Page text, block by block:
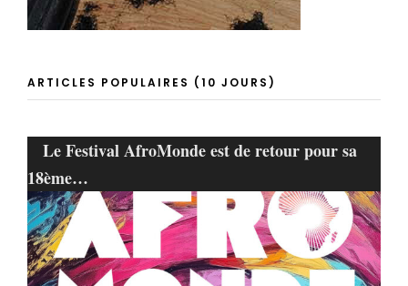
ARTICLES POPULAIRES (10 JOURS)
Le Festival AfroMonde est de retour pour sa
18ème…